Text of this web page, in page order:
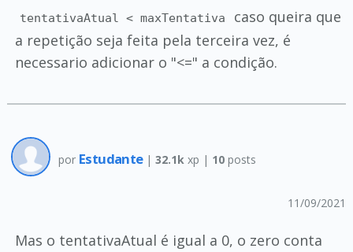
tentativaAtual < maxTentativa
caso queira que
a repetição seja feita pela terceira vez, é
necessario adicionar o "<=" a condição.
por Estudante | 32.1k xp | 10posts
11/09/2021
Mas o tentativaAtual é igual a 0, o zero conta